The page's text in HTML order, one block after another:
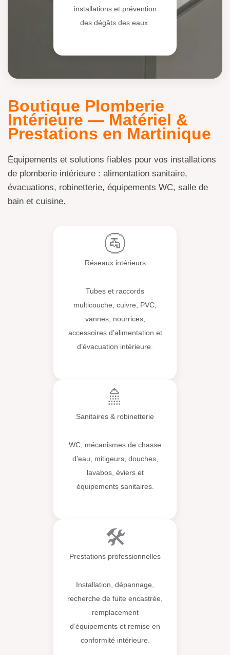
installations et prévention
des dégâts des eaux.
Boutique Plomberie
Intérieure — Matériel &
Prestations en Martinique
Équipements et solutions fiables pour vos installations
de plomberie intérieure : alimentation sanitaire,
évacuations, robinetterie, équipements WC, salle de
bain et cuisine.
🚰
Réseaux intérieurs
Tubes et raccords
multicouche, cuivre, PVC,
vannes, nourrices,
accessoires d’alimentation et
d’évacuation intérieure.
🚿
Sanitaires & robinetterie
WC, mécanismes de chasse
d’eau, mitigeurs, douches,
lavabos, éviers et
équipements sanitaires.
🛠️
Prestations professionnelles
Installation, dépannage,
recherche de fuite encastrée,
remplacement
d’équipements et remise en
conformité intérieure.